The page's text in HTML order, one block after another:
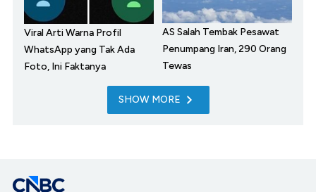
Viral Arti Warna Profil
WhatsApp yang Tak Ada
Foto, Ini Faktanya
AS Salah Tembak Pesawat
Penumpang Iran, 290 Orang
Tewas
SHOW MORE